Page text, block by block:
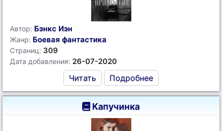
Автор: Бэнкс Иэн
Жанр: Боевая фантастика
Страниц: 309
Дата добавления: 26-07-2020
Читать Подробнее
Капучинка